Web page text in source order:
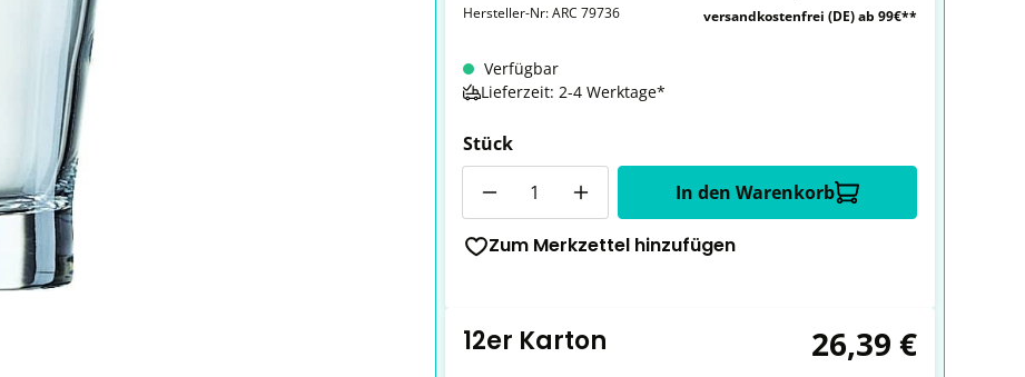
Hersteller-Nr:ARC 79736
versandkostenfrei (DE) ab 99€**
Verfügbar
Lieferzeit: 2-4 Werktage*
Stück
In den Warenkorb
Zum Merkzettel hinzufügen
12er Karton 26,39 €